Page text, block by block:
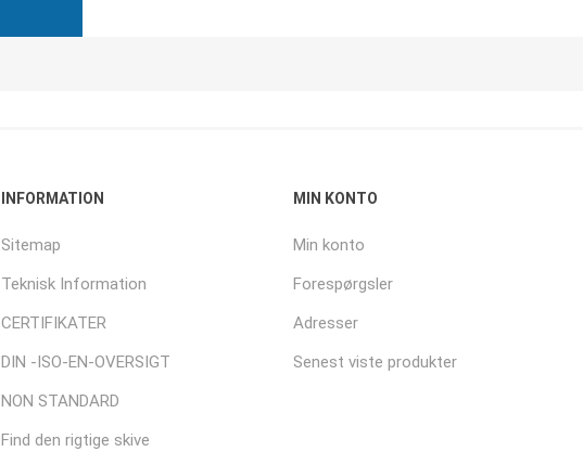
INFORMATION
Sitemap
Teknisk Information
CERTIFIKATER
DIN -ISO-EN-OVERSIGT
NON STANDARD
Find den rigtige skive
MIN KONTO
Min konto
Forespørgsler
Adresser
Senest viste produkter